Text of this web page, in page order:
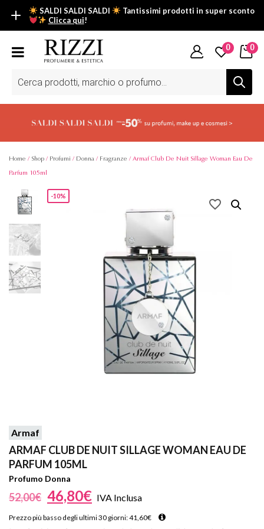
SALDI SALDI SALDI
Tantissimi prodotti in super sconto
Clicca qui!
SALDI SALDI SALDI
Fino al -50% su tantissimi prodotti beauty nella sezione saldi: il
Scopri tutti i prodotti in super saldo!Clicca qui
prodotti
0 0
Home / Shop / Profumi / Donna / Fragranze / Armaf Club De Nuit Sillage Woman Eau De
Parfum 105ml
-10%
Armaf
ARMAF CLUB DE NUIT SILLAGE WOMAN EAU DE
PARFUM 105ML
Profumo Donna
52,00€ 46,80€ IVA Inclusa
Prezzo più basso degli ultimi 30 giorni:41,60€